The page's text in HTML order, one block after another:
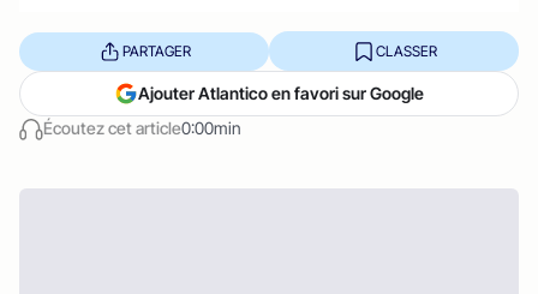
Écoutez cet article0:00min
PARTAGER CLASSER
Ajouter Atlantico en favori sur Google